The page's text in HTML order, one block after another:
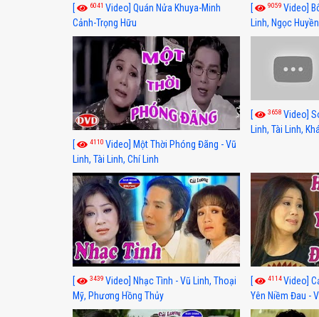
[ 6041 Video] Quán Nửa Khuya-Minh
Cảnh-Trọng Hữu
[ 9059 Video]
Linh, Ngọc
[ 4110 Video] Một Thời Phóng Đãng - Vũ
Linh, Tài Linh, Chí Linh
[ 3658 Video]
Linh, Tài Linh,
[ 3439 Video] Nhạc Tình - Vũ Linh, Thoại
Mỹ, Phương Hồng Thủy
[ 4114Video]
Yên Niềm Đau -